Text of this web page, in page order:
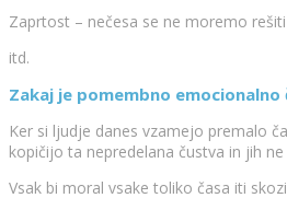
Zaprtost – nečesa se ne moremo
itd.
Zakaj je pomembno
Ker si ljudje danes vzamejo premalo
kopičijo ta nepredelana čustva in jih
Vsak bi moral vsake toliko časa iti